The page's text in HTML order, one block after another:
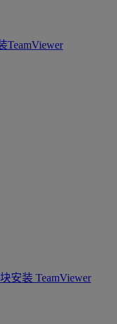
TeamViewer
安装 TeamViewer